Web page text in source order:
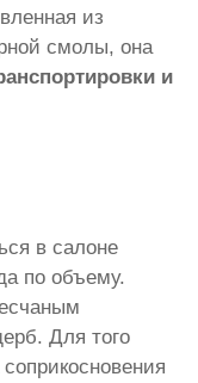
из
смолы, она
и
в салоне
по объему.
Для того